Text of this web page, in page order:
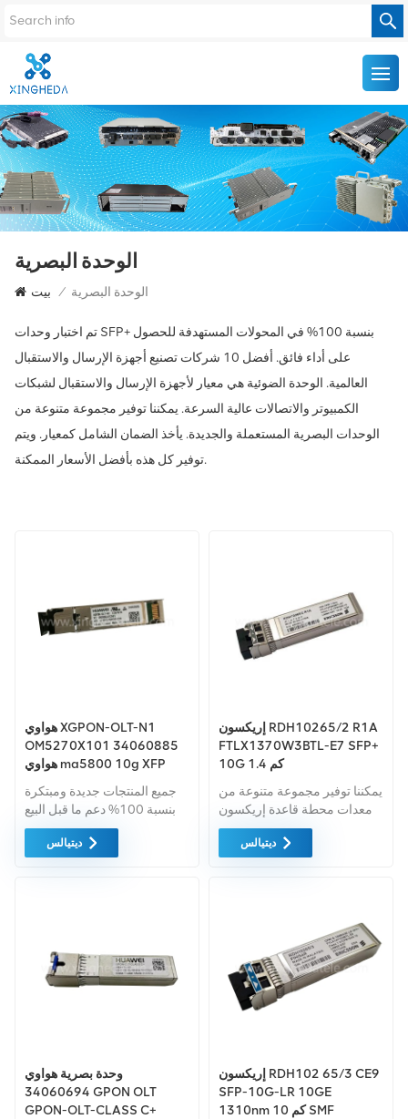
الوحدة البصرية
بيت / الوحدة البصرية
تم اختبار وحدات SFP+ بنسبة 100% في المحولات المستهدفة للحصول
على أداء فائق. أفضل 10 شركات تصنيع أجهزة الإرسال والاستقبال
العالمية. الوحدة الضوئية هي معيار لأجهزة الإرسال والاستقبال لشبكات
الكمبيوتر والاتصالات عالية السرعة. يمكننا توفير مجموعة متنوعة من
الوحدات البصرية المستعملة والجديدة. يأخذ الضمان الشامل كمعيار. ويتم
توفير كل هذه بأفضل الأسعار الممكنة.
هواوي XGPON-OLT-N1
OM5270X101 34060885
هواوي ma5800 10g XFP
XGPON كومبو OLT XFP
LTH7222-PC + 10G XFP
E357678
جميع المنتجات جديدة ومبتكرة
بنسبة 100% دعم ما قبل البيع
وما بعد البيع من هواوي وZTE
القدرة على التصميم والتخطيط،
ديتيالس
إريكسون RDH10265/2 R1A
FTLX1370W3BTL-E7 SFP+
10G 1.4 كم
يمكننا توفير مجموعة متنوعة من
معدات محطة قاعدة إريكسون
المستعملة والجديدة لشركة
إريكسون، إذا كان لديك
نعرف النموذج المحدد
ديتيالس
وحدة بصرية هواوي
34060694 GPON OLT
GPON-OLT-CLASS C+
إريكسون RDH102 65/3 CE9
SFP-10G-LR 10GE
1310nm 10 كم SMF